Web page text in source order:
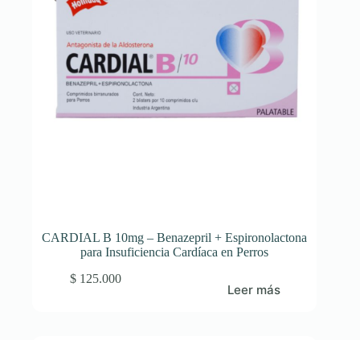
CARDIAL B 10mg – Benazepril + Espironolactona
para Insuficiencia Cardíaca en Perros
$125.000
Leer más